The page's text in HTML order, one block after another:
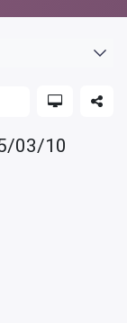
03/10